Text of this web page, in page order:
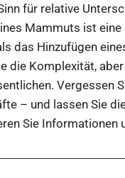
für relative
Mammuts ist
das Hinzufügen
die Komplexität,
Vergessen
– und lassen Sie
Sie Informationen